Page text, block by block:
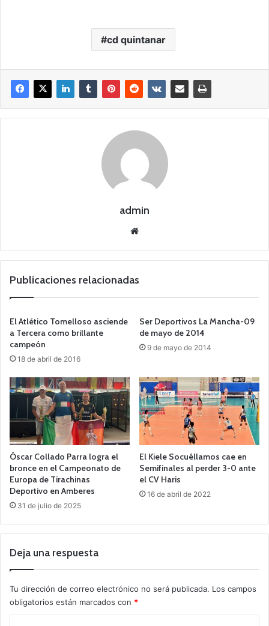
cd quintanar
admin
we
Publicaciones relacionadas
El Atlético Tomelloso asciende
a Tercera como brillante
campeón
18 de abril de 2016
Ser Deportivos La Mancha-09
de mayo de 2014
9 de mayo de 2014
Óscar Collado Parra logra el
bronce en el Campeonato de
Europa de Tirachinas
Deportivo en Amberes
31 de julio de 2025
El Kiele Socuéllamos cae en
Semifinales al perder 3-0 ante
el CV Haris
16 de abril de 2022
Deja una respuesta
Tu dirección de correo electrónico no será publicada. Los campos
obligatorios están marcados con *